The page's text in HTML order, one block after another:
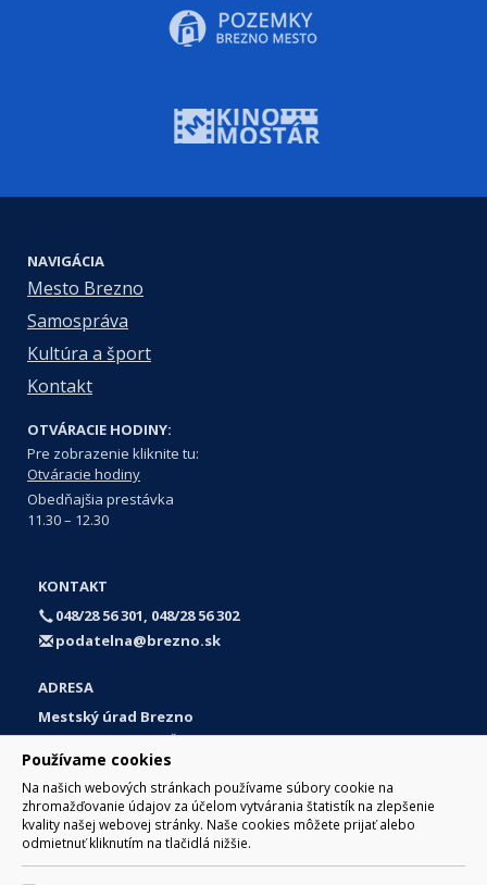
Používame cookies
Na našich webových stránkach používame súbory cookie na
zhromažďovanie údajov za účelom vytvárania štatistík na zlepšenie
kvality našej webovej stránky. Naše cookies môžete prijať alebo
odmietnuť kliknutím na tlačidlá nižšie.
NAVIGÁCIA
Mesto Brezno
Samospráva
Kultúra a šport
Kontakt
OTVÁRACIE HODINY:
Pre zobrazenie kliknite tu:
Otváracie hodiny
Obedňajšia prestávka
11.30 – 12.30
KONTAKT
048/28 56 301, 048/28 56 302
podatelna@brezno.sk
ADRESA
Mestský úrad Brezno
Námestie gen. M. R. Štefánika 1
977 01 Brezno
Slovakia (Slovak Republic)